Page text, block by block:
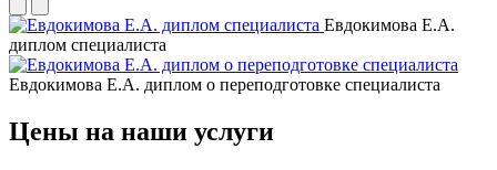
Евдокимова Е.А.
диплом специалиста
Евдокимова Е.А. диплом о переподготовке специалиста
Цены на наши услуги